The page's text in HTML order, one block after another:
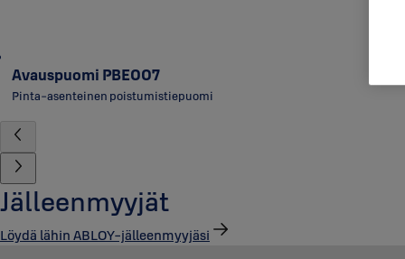
Avauspuomi PBE007
Pinta-asenteinen poistumistiepuomi
Jälleenmyyjät
Löydä lähin ABLOY-jälleenmyyjäsi